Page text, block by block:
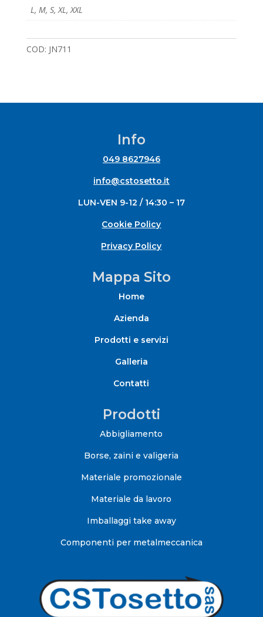
L , M, S, XL , XXL
COD: JN711
Info
049 8627946
info@cstosetto.it
LUN-VEN 9-12 / 14:30 – 17
Cookie Policy
Privacy Policy
Mappa Sito
Home
Azienda
Prodotti e servizi
Galleria
Contatti
Prodotti
Abbigliamento
Borse, zaini e valigeria
Materiale promozionale
Materiale da lavoro
Imballaggi take away
Componenti per metalmeccanica